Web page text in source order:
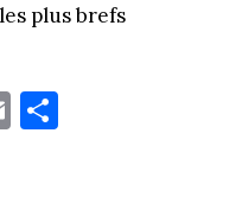
plus brefs
E
m
Pa